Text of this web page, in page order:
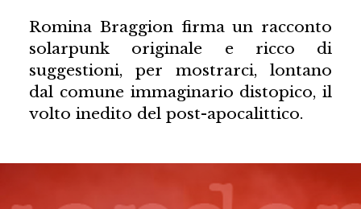
Romina Braggion firma un racconto
solarpunk originale e ricco di
suggestioni, per mostrarci, lontano
dal comune immaginario distopico, il
volto inedito del post-apocalittico.